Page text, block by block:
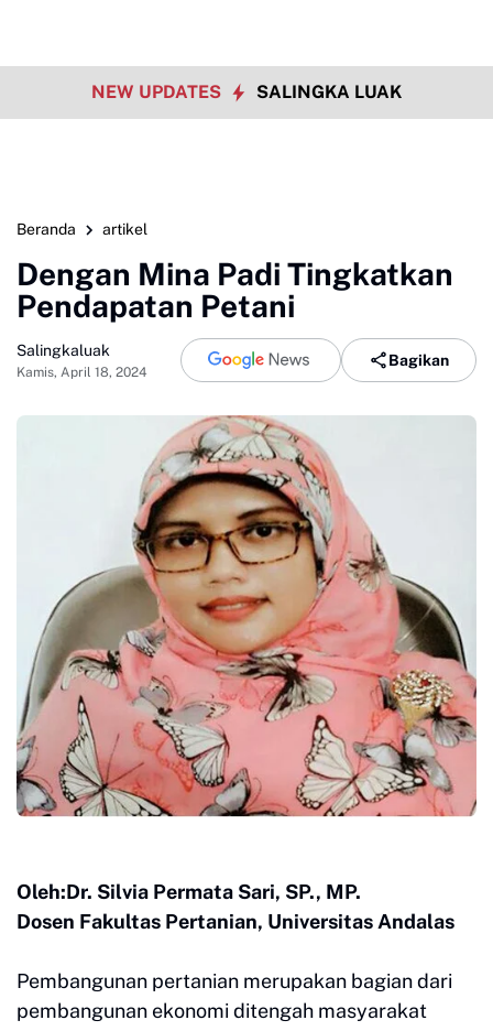
NEW UPDATES SALINGKA LUAK
Beranda artikel
Dengan Mina Padi Tingkatkan
Pendapatan Petani
Salingkaluak
Kamis, April 18, 2024
Bagikan
Oleh:Dr. Silvia Permata Sari, SP., MP.
Dosen Fakultas Pertanian, Universitas Andalas
Pembangunan pertanian merupakan bagian dari
pembangunan ekonomi ditengah masyarakat